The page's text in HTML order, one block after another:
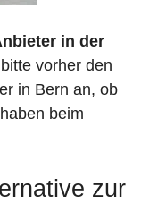
in der
vorher den
in Bern an, ob
beim
zur